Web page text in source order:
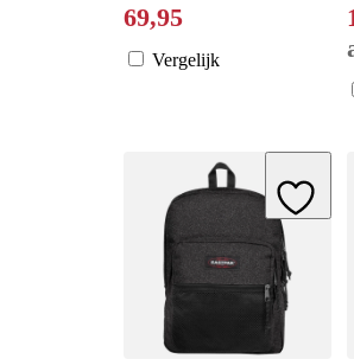
69,95
Vergelijk
Add to